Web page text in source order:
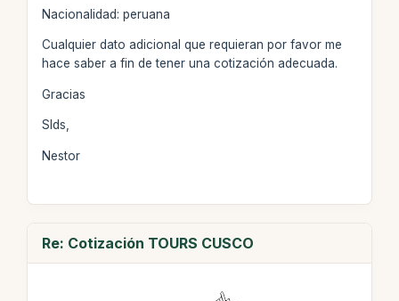
Nacionalidad: peruana
Cualquier dato adicional que requieran por favor me
hace saber a fin de tener una cotización adecuada.
Gracias
Slds,
Nestor
Re: Cotización TOURS CUSCO